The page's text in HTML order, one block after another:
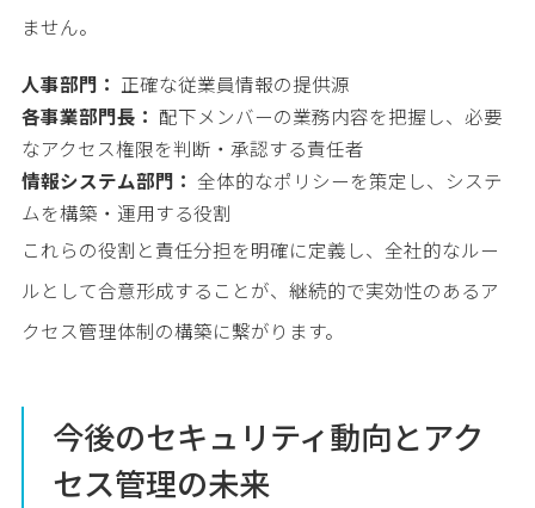
ません。
人事部門： 正確な従業員情報の提供源
各事業部門長： 配下メンバーの業務内容を把握し、必要
なアクセス権限を判断・承認する責任者
情報システム部門： 全体的なポリシーを策定し、システ
ムを構築・運用する役割
これらの役割と責任分担を明確に定義し、全社的なルー
ルとして合意形成することが、継続的で実効性のあるア
クセス管理体制の構築に繋がります。
今後のセキュリティ動向とアク
セス管理の未来